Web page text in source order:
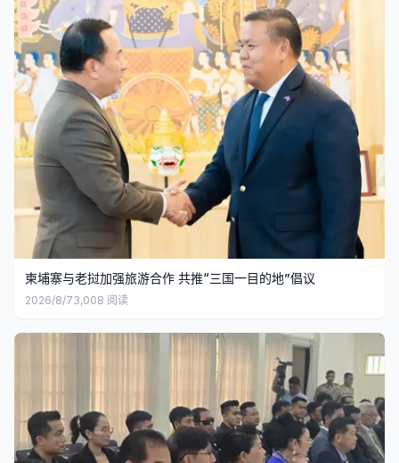
柬埔寨与老挝加强旅游合作 共推“三国一目的地”倡议
2026/8/73,008 阅读